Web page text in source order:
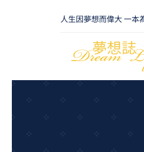
人生因夢想而偉大 一本